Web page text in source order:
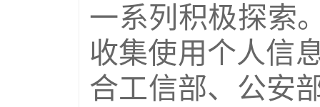
一系列积极探索
收集使用个人信
合工信部、公安